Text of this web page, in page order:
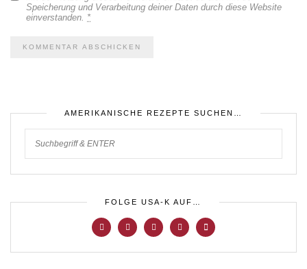
Speicherung und Verarbeitung deiner Daten durch diese Website
einverstanden. *
AMERIKANISCHE REZEPTE SUCHEN…
FOLGE USA-K AUF…